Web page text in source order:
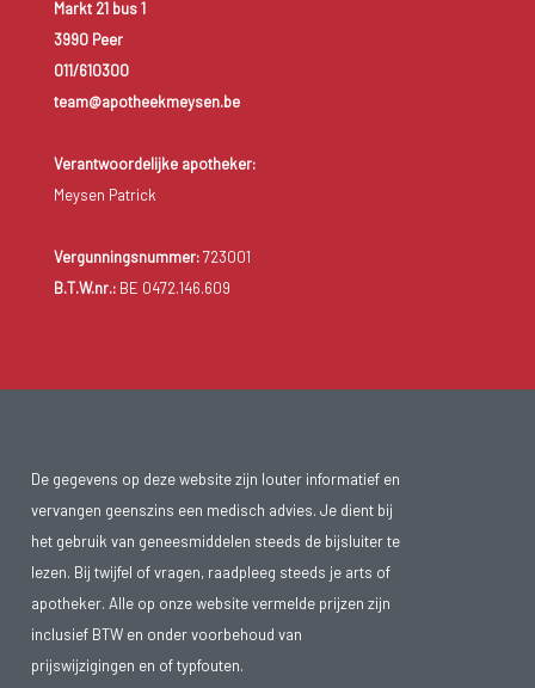
Markt 21 bus 1
3990 Peer
011/610300
team@apotheekmeysen.be
Verantwoordelijke apotheker:
Meysen Patrick
Vergunningsnummer:723001
B.T.W.nr.:BE 0472.146.609
De gegevens op deze website zijn louter informatief en
vervangen geenszins een medisch advies. Je dient bij
het gebruik van geneesmiddelen steeds de bijsluiter te
lezen. Bij twijfel of vragen, raadpleeg steeds je arts of
apotheker. Alle op onze website vermelde prijzen zijn
inclusief BTW en onder voorbehoud van
prijswijzigingen en of typfouten.